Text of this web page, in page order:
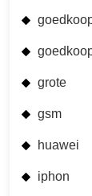
grote
gsm
huawei
iphon